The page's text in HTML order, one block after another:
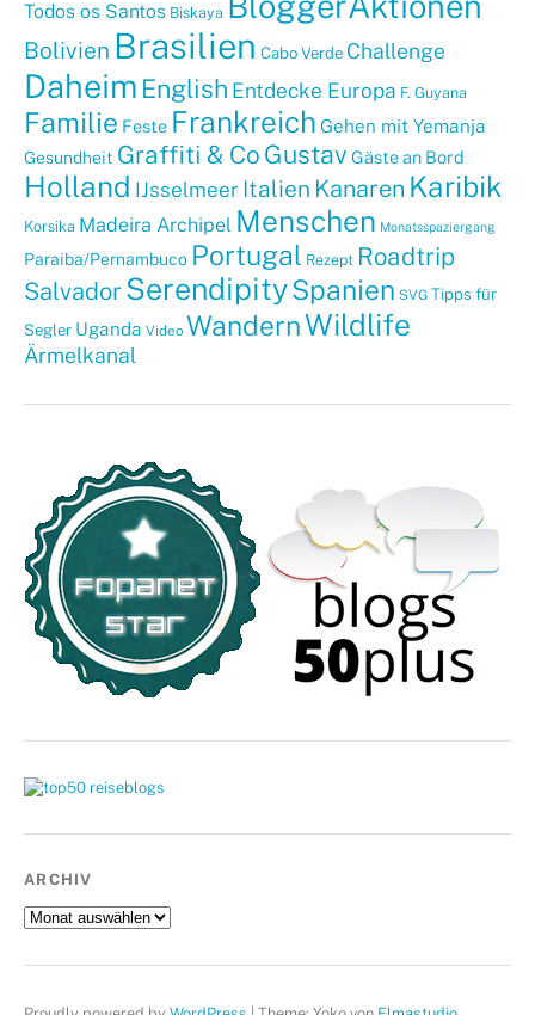
Todos os Santos Biskaya
Bolivien Brasilien Cabo Verde Challenge
Daheim English Entdecke Europa F. Guyana
Familie Feste Frankreich Gehen mit Yemanja
Gesundheit Graffiti & Co Gustav Gäste an Bord
Holland IJsselmeer Italien Kanaren Karibik
Korsika Madeira Archipel Menschen Monatsspaziergang
Paraiba/Pernambuco Portugal Rezept Roadtrip
Salvador SerendipitySpanien SVG Tipps für
Segler Uganda Video WandernWildlife
Ärmelkanal
ARCHIV
Archiv